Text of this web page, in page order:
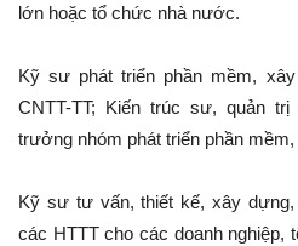
lớn hoặc tổ chức nhà nước.
Kỹ sư phát triển phần mềm,
CNTT-TT; Kiến trúc sư, quản
trưởng nhóm phát triển phần
Kỹ sư tư vấn, thiết kế, xây
các HTTT cho các doanh nghiệp,